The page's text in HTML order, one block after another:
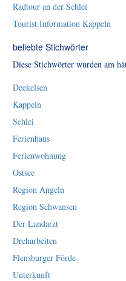
Radtour an der Schlei
Tourist Information Kappeln
beliebte Stichwörter
Diese Stichwörter wurden am
Deekelsen
Kappeln
Schlei
Ferienhaus
Ferienwohnung
Ostsee
Region Angeln
Region Schwansen
Der Landarzt
Dreharbeiten
Flensburger Förde
Unterkunft